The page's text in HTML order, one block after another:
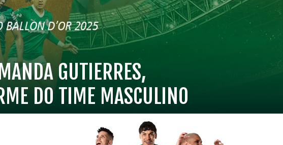
GUTIERRES,
DO TIME MASCULINO